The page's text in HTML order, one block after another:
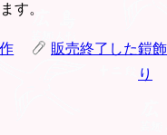
す。
販売終了した鎧飾
り